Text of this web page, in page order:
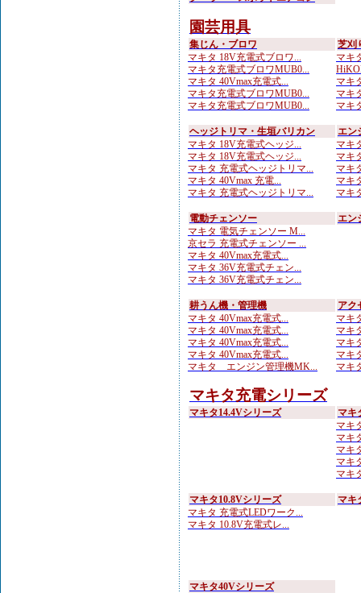
園芸用具
集じん・ブロワ
マキタ 18V充電式ブロワ...
マキタ充電式ブロワMUB0...
マキタ 40Vmax充電式...
マキタ充電式ブロワMUB0...
マキタ充電式ブロワMUB0...
芝刈
マキ
マキ
マキ
マキ
ヘッジトリマ・生垣バリカン
マキタ 18V充電式ヘッジ...
マキタ 18V充電式ヘッジ...
マキタ 充電式ヘッジトリマ...
マキタ 40Vmax 充電...
マキタ 充電式ヘッジトリマ...
エン
マキ
マキ
マキ
マキ
マキ
電動チェンソー
マキタ 電気チェンソー M...
京セラ 充電式チェンソー ...
マキタ 40Vmax充電式...
マキタ 36V充電式チェン...
マキタ 36V充電式チェン...
エン
耕うん機・管理機
マキタ 40Vmax充電式...
マキタ 40Vmax充電式...
マキタ 40Vmax充電式...
マキタ 40Vmax充電式...
マキタ エンジン管理機MK...
アク
マキ
マキ
マキ
マキ
マキ
マキタ充電シリーズ
マキタ14.4Vシリーズ
マキ
マキ
マキ
マキ
マキ
マキ
マキタ10.8Vシリーズ
マキタ 充電式LEDワーク...
マキタ 10.8V充電式レ...
マキ
マキタ40Vシリーズ